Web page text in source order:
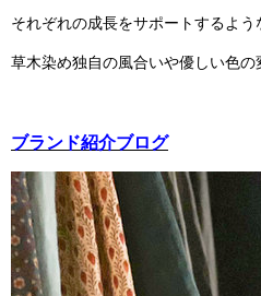
それぞれの成長をサポートするよ
草木染め独自の風合いや優しい色の
ブランド紹介ブログ